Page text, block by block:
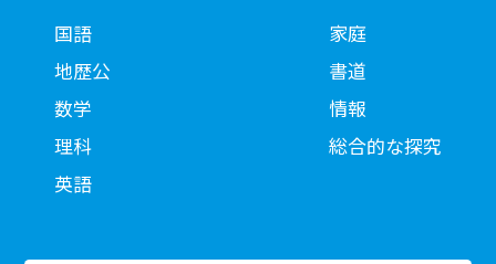
国語
地歴公
数学
理科
英語
家庭
書道
情報
総合的な探究